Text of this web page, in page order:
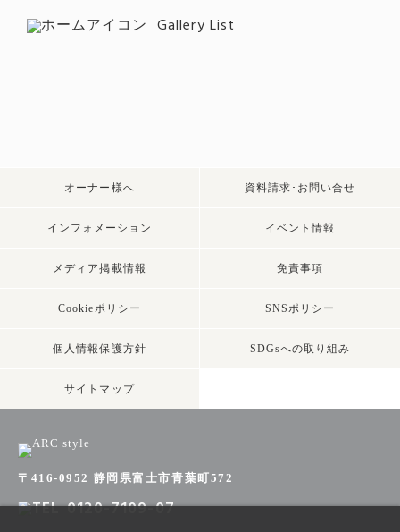
Gallery List
オーナー様へ 資料請求･お問い合せ
インフォメーション イベント情報
メディア掲載情報 免責事項
Cookieポリシー SNSポリシー
個人情報保護方針 SDGsへの取り組み
サイトマップ
〒416-0952 静岡県富士市青葉町572
0120-7109-07